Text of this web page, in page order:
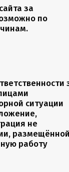
за
по
ситуации
не
работу